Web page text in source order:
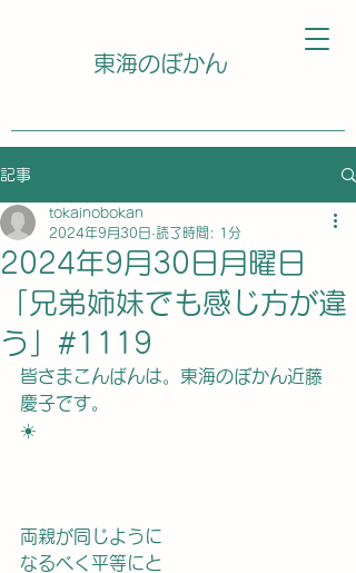
東海のぼかん
記事
2024年9月30日月曜日
「兄弟姉妹でも感じ方が違
う」#1119
tokainobokan
2024年9月30日 読了時間: 1分
皆さまこんばんは。東海のぼかん近藤
慶子です。
☀️
両親が同じように
なるべく平等にと